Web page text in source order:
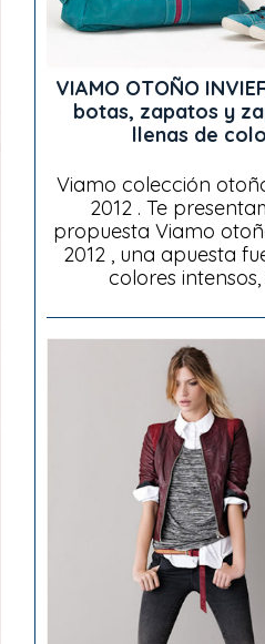
VIAMO OTOÑO
botas, zapatos y
llenas de
Viamo colección
2012 . Te
propuesta Viamo
2012 , una apuesta
colores intensos,